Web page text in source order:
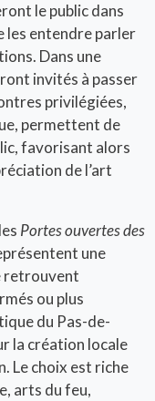
le public dans
les entendre parler
Dans une
invités à passer
privilégiées,
permettent de
favorisant alors
de l’art
Portes ouvertes des
une
retrouvent
ou plus
du Pas-de-
la création locale
Le choix est riche
arts du feu,